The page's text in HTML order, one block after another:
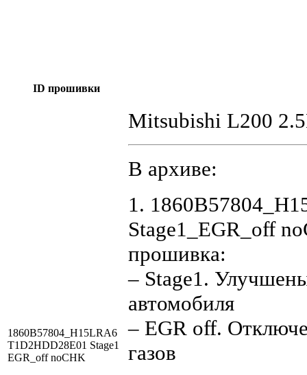
ID прошивки
1860B57804_H15LRA6
T1D2HDD28E01 Stage1
EGR_off noCHK
Mitsubishi L200
В архиве:
1.
Stage1_EGR_off
прошивка:
– Stage1.
автомобиля
– EGR off.
газов